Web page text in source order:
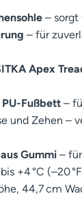
–
– für
Apex
Fußbett –
und Zehen –
Gummi –
+4 °C (–20
44,7 cm